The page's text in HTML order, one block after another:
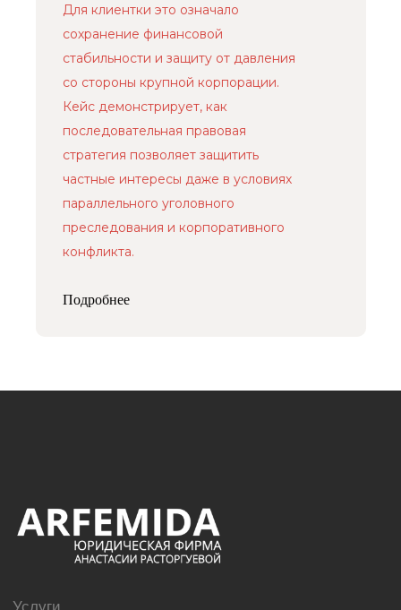
Для клиентки это означало
сохранение финансовой
стабильности и защиту от давления
со стороны крупной корпорации.
Кейс демонстрирует, как
последовательная правовая
стратегия позволяет защитить
частные интересы даже в условиях
параллельного уголовного
преследования и корпоративного
конфликта.
Подробнее